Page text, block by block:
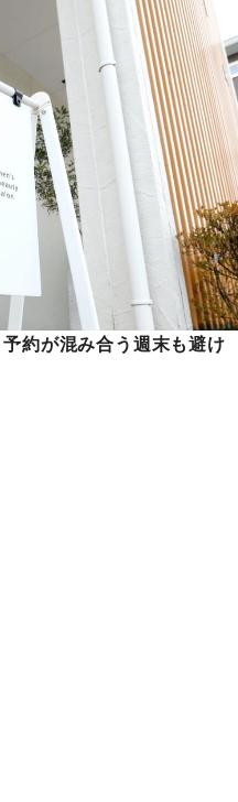
約が混み合う週末も避け